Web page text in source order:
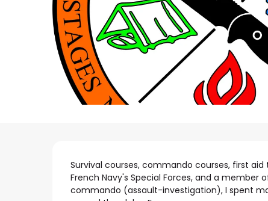
Beschrijving
Survival courses, commando courses, first
French Navy's Special Forces, and a
commando (assault-investigation), I spent